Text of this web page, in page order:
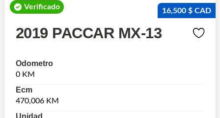
Verificado 16,500 $ CAD
2019 PACCAR MX-13
Odometro
0 KM
Ecm
470,006 KM